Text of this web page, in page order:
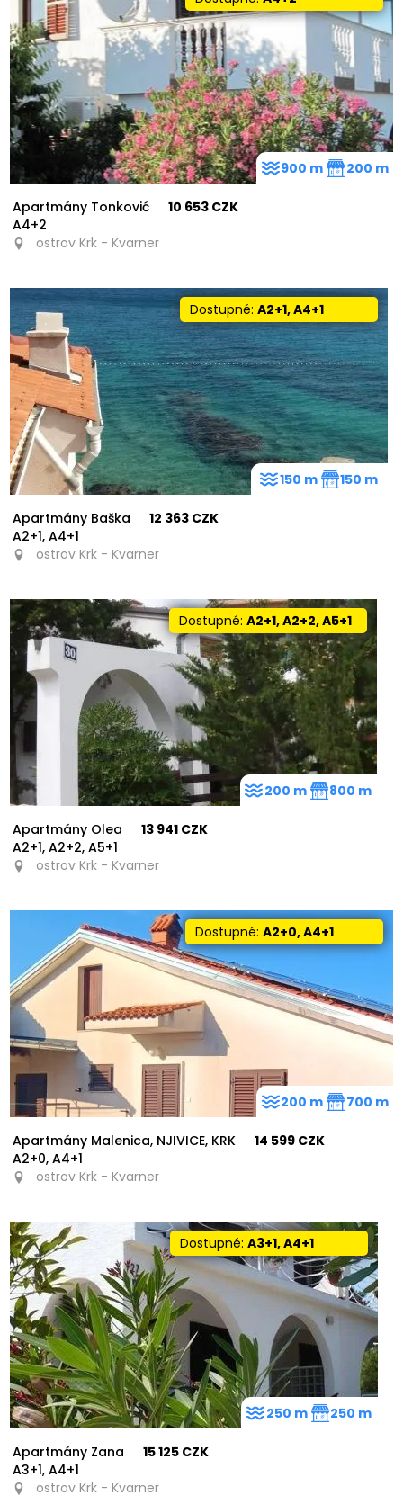
Apartmány Tonković
A4+2
10 653 CZK
ostrov Krk - Kvarner
900 m 200 m
Dostupné: A2+1, A4+1
Apartmány Baška
A2+1, A4+1
12 363 CZK
ostrov Krk - Kvarner
150 m 150 m
Dostupné: A2+1, A2+2, A5+1
Apartmány Olea
A2+1, A2+2, A5+1
13 941 CZK
ostrov Krk - Kvarner
200 m 800 m
Dostupné:A2+0, A4+1
Apartmány Malenica, NJIVICE, KRK
A2+0, A4+1
14 599 CZK
ostrov Krk - Kvarner
200 m 700 m
Dostupné: A3+1, A4+1
Apartmány Zana
A3+1, A4+1
15 125 CZK
ostrov Krk - Kvarner
250 m 250 m